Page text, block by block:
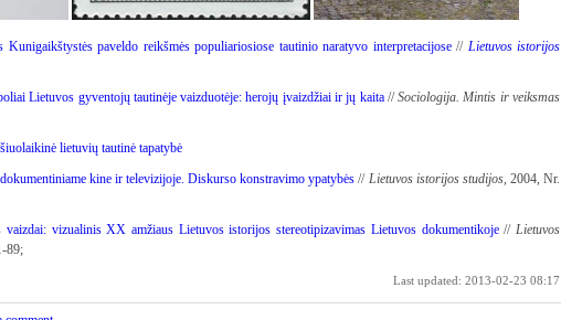
paveldo reikšmės populiariosiose tautinio naratyvo interpretacijose// Lietuvos istorijos
Lietuvos gyventojų tautinėje vaizduotėje: herojų įvaizdžiai ir jų kaita//Sociologija. Mintis ir veiksmas
lietuvių tautinė tapatybė
kine ir televizijoje. Diskurso konstravimo ypatybės // Lietuvos istorijos studijos, 2004, Nr.
vaizdai: vizualinis XX amžiaus Lietuvos istorijos stereotipizavimas Lietuvos dokumentikoje//Lietuvos
89;
Last updated: 2013-02-23 08:17